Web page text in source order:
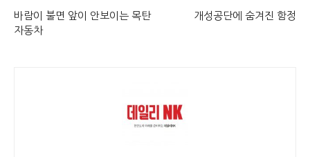
바람이 불면 앞이 안보이는 목탄
자동차
개성공단에 숨겨진 함정